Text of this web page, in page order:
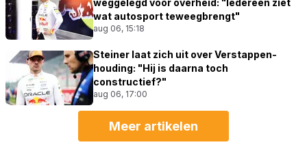
weggelegd voor overheid: "Iedereen ziet
wat autosport teweegbrengt"
aug 06, 15:18
Steiner laat zich uit over Verstappen-
houding: "Hij is daarna toch
constructief?"
aug 06, 17:00
Meer artikelen